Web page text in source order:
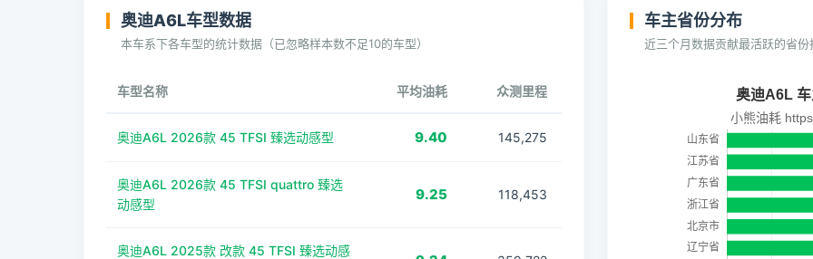
奥迪A6L车型数据
本车系下各车型的统计数据（已忽略样本数不足10的车型）
车型名称 平均油耗 众测里程
奥迪A6L 2026款 45 TFSI 臻选动感型 9.40 145,275
奥迪A6L 2026款 45 TFSI quattro 臻选
动感型
9.25 118,453
奥迪A6L 2025款 改款 45 TFSI 臻选动感
车主省份分布
近三个月数据贡献最活跃的省份